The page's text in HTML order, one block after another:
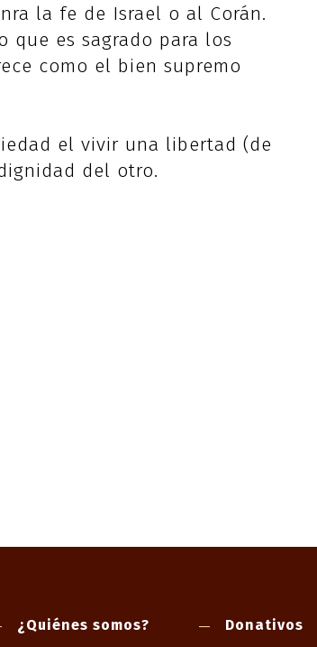
la fe de Israel o al Corán.
que es sagrado para los
como el bien supremo
el vivir una libertad (de
del otro.
¿Quiénes somos? Donativos